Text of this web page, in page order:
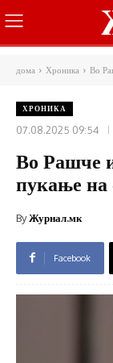
дома Хроника Во
ХРОНИКА
07.08.2025 09:54
Во Рашче
пукање на
ByЖурнал.мк
Facebook